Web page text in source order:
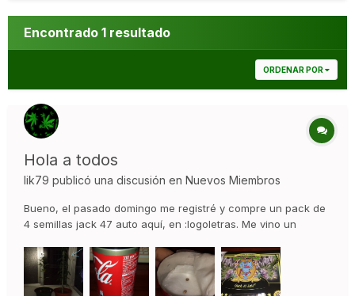
Encontrado 1 resultado
ORDENAR POR
Hola a todos
lik79 publicó una discusión en Nuevos Miembros
Bueno, el pasado domingo me registré y compre un pack de
4 semillas jack 47 auto aquí, en :logoletras. Me vino un
porque mi madre estaba ahí conmigo y no le gusta que fume
porque hace 2 años me dio un infarto :s (fumo un peta solo
de hie...